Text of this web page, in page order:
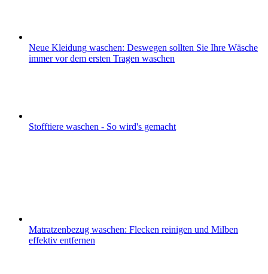
Neue Kleidung waschen: Deswegen sollten Sie Ihre Wäsche
immer vor dem ersten Tragen waschen
Stofftiere waschen - So wird's gemacht
Matratzenbezug waschen: Flecken reinigen und Milben
effektiv entfernen